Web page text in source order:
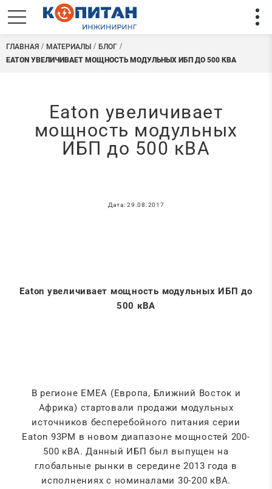
ГЛАВНАЯ МАТЕРИАЛЫ
БЛОГ
EATON УВЕЛИЧИВАЕТ МОЩНОСТЬ МОДУЛЬНЫХ ИБП ДО 500 КВА
Eaton увеличивает
мощность модульных
ИБП до 500 кВА
Дата: 29.08.2017
Eaton увеличивает мощность модульных ИБП до
500 кВА
В регионе EMEA (Европа, Ближний Восток и
Африка) стартовали продажи модульных
источников бесперебойного питания серии
Eaton 93PM в новом диапазоне мощностей 200-
500 кВА. Данный ИБП был выпущен на
глобальные рынки в середине 2013 года в
исполнениях с номиналами 30-200 кВА.